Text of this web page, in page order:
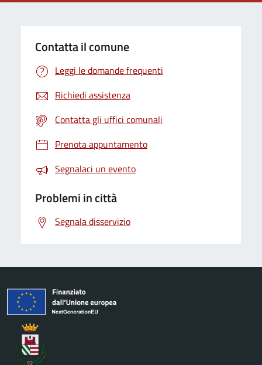
Contatta il comune
Leggi le domande frequenti
Richiedi assistenza
Contatta gli uffici comunali
Prenota appuntamento
Segnalaci un evento
Problemi in città
Segnala disservizio